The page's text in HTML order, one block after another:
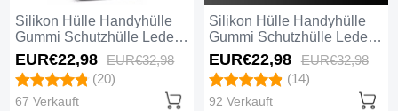
Silikon Hülle Handyhülle
Gummi Schutzhülle Leder
Tasche S01 für Huawei
Honor 9 Lite Schwarz
EUR€22,98 EUR€32,98
(20)
67 Verkauft
Silikon Hülle Handyhülle
Gummi Schutzhülle Leder
Tasche für Huawei Honor 9
Lite Schwarz
EUR€22,98 EUR€32,98
(14)
92 Verkauft